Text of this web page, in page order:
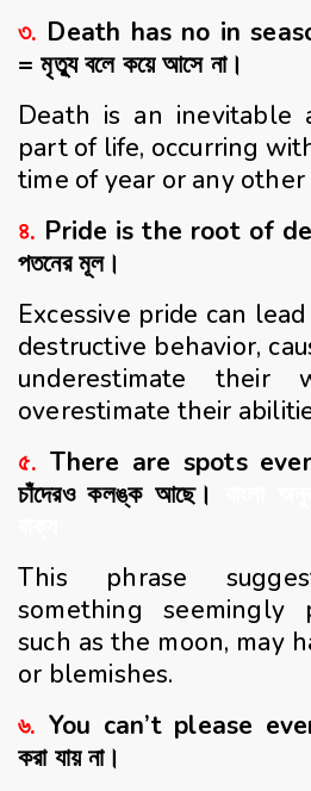
৩. Death has no in
= মৃত্যু বলে কয়ে আসে না।
Death is an inevitable
part of life, occurring
time of year or any other
৪. Pride is the root of
পতনের মূল।
Excessive pride can
destructive behavior,
underestimate their
overestimate their
৫. There are spots
চাঁদেরও কলঙ্ক আছে।
This phrase
something
such as the moon, may
or blemishes.
৬. You can’t please
করা যায় না।